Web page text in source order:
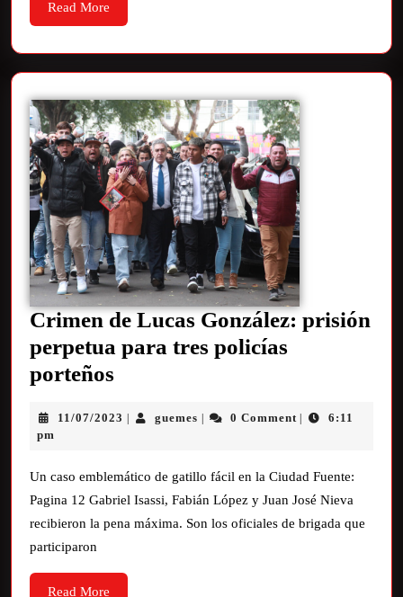
Read More
Crimen de Lucas González: prisión
perpetua para tres policías
porteños
11/07/2023 | guemes | 0 Comment |
6:11
pm
Un caso emblemático de gatillo fácil en la Ciudad Fuente:
Pagina 12 Gabriel Isassi, Fabián López y Juan José Nieva
recibieron la pena máxima. Son los oficiales de brigada que
participaron
Read More